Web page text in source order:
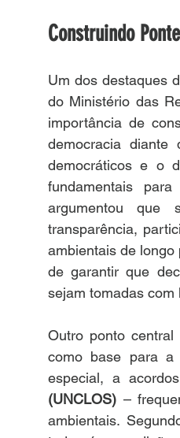
Construindo
Um dos destaques
do Ministério das
importância de
democracia diante
democráticos e o
fundamentais
argumentou que
transparência,
ambientais de
de garantir que
sejam tomadas com
Outro ponto
como base para a
especial, a
(UNCLOS) –
ambientais.